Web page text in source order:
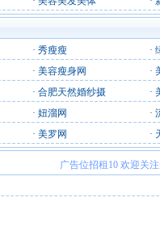
· 秀瘦瘦 ·
· 美容瘦身网 ·
· 合肥天然婚纱摄 ·
· 妞溜网 ·
· 美罗网 ·
广告位招租10 欢迎关